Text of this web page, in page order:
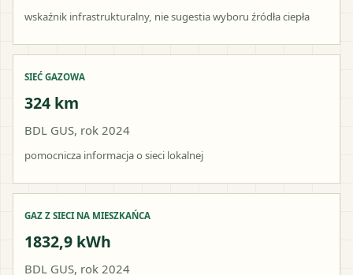
wskaźnik infrastrukturalny, nie sugestia wyboru źródła ciepła
SIEĆ GAZOWA
324 km
BDL GUS, rok 2024
pomocnicza informacja o sieci lokalnej
GAZ Z SIECI NA MIESZKAŃCA
1832,9 kWh
BDL GUS, rok 2024